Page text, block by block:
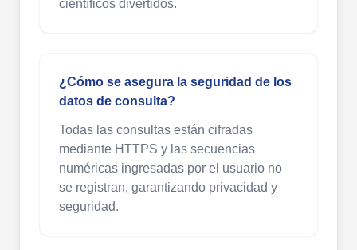
científicos divertidos.
¿Cómo se asegura la seguridad de los
datos de consulta?
Todas las consultas están cifradas
mediante HTTPS y las secuencias
numéricas ingresadas por el usuario no
se registran, garantizando privacidad y
seguridad.